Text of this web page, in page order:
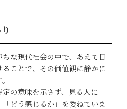
な現代社会の中で、あえて目
ことで、その価値観に静かに
の意味を示さず、見る人に
「どう感じるか」を委ねていま